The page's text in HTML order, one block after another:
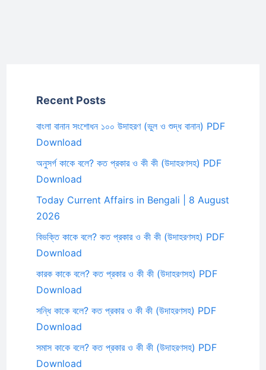
Recent Posts
বাংলা বানান সংশোধন ১০০ উদাহরণ (ভুল ও শুদ্ধ বানান) PDF
Download
অনুসর্গ কাকে বলে? কত প্রকার ও কী কী (উদাহরণসহ) PDF
Download
Today Current Affairs in Bengali | 8 August
2026
বিভক্তি কাকে বলে? কত প্রকার ও কী কী (উদাহরণসহ) PDF
Download
কারক কাকে বলে? কত প্রকার ও কী কী (উদাহরণসহ) PDF
Download
সন্ধি কাকে বলে? কত প্রকার ও কী কী (উদাহরণসহ) PDF
Download
সমাস কাকে বলে? কত প্রকার ও কী কী (উদাহরণসহ) PDF
Download